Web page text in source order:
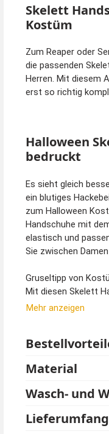
Skelett
Kostüm
Zum Reaper oder
die passenden
Herren. Mit diesem
erst so richtig
Halloween
bedruckt
Es sieht gleich
ein blutiges
zum Halloween
Handschuhe mit
elastisch und
Sie zwischen
Gruseltipp von
Mit diesen Skelett
können Sie ein
Fertig ist ein
Wer noch etwas
unserem Shop.
Mehr anzeigen
Material
Wasch- und
Lieferumfang